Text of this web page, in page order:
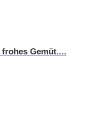
Gemüt....